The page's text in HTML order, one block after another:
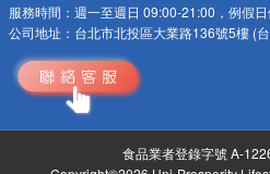
服務時間： 週一至週日 09:00-21:00，例假
公司地址： 台北市北投區大業路136號5樓 (
食品業者登錄字號 A-